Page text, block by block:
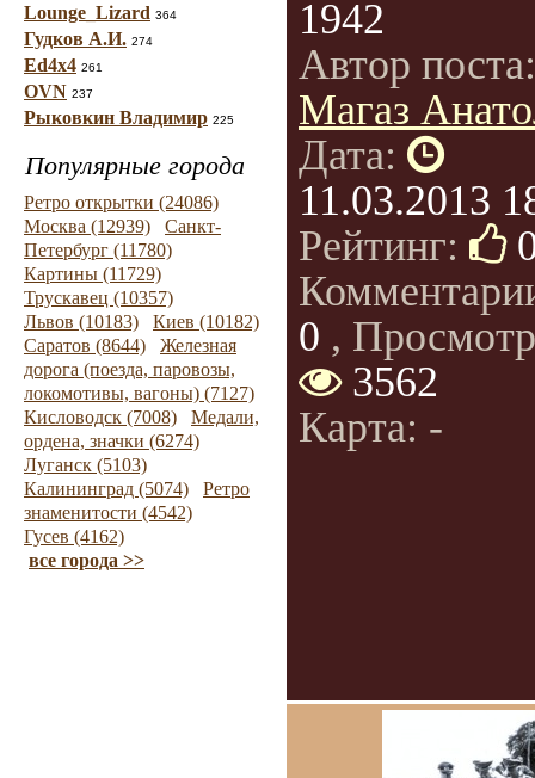
Lounge_Lizard 364
Гудков А.И. 274
Ed4x4 261
OVN 237
Рыковкин Владимир 225
Популярные города
Ретро открытки (24086)
Москва (12939)
Санкт-
Петербург (11780)
Картины (11729)
Трускавец (10357)
Львов (10183)
Киев (10182)
Саратов (8644)
Железная
дорога (поезда, паровозы,
локомотивы, вагоны) (7127)
Кисловодск (7008)
Медали,
ордена, значки (6274)
Луганск (5103)
Калининград (5074)
Ретро
знаменитости (4542)
Гусев (4162)
все города >>
1942
Автор
Магаз
Дата:
11.03.2013
Рейтинг:
0 ,
3562
Карта: -